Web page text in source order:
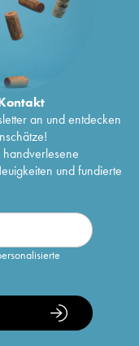
an und entdecken
handverlesene
und fundierte